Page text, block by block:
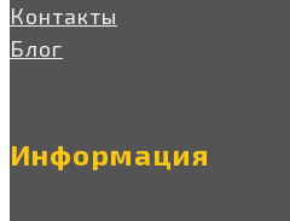
Контакты
Блог
Информация